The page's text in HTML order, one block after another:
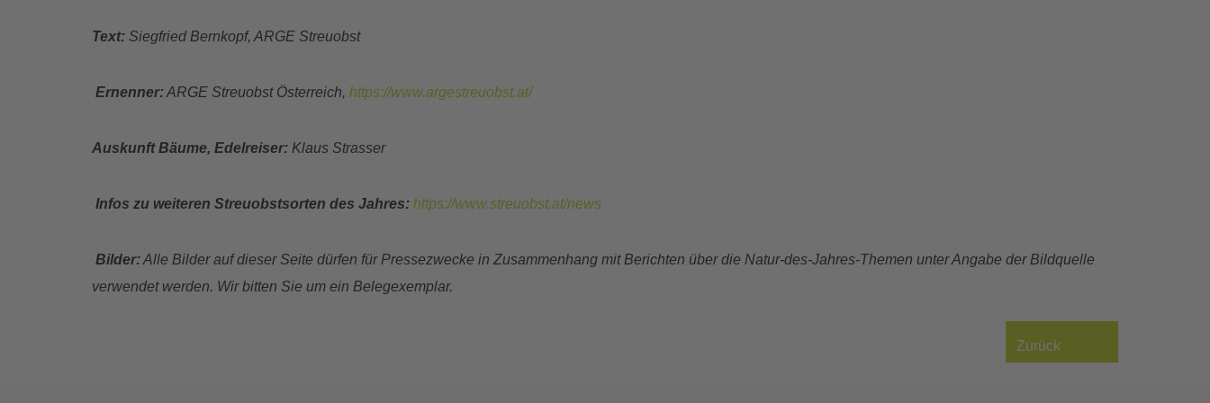
Text: Siegfried Bernkopf, ARGE Streuobst
Ernenner:ARGE Streuobst Österreich, https://www.argestreuobst.at/
Auskunft Bäume, Edelreiser: Klaus Strasser
Infos zu weiteren Streuobstsorten des Jahres: https://www.streuobst.at/news
Bilder:Alle Bilder auf dieser Seite dürfen für Pressezwecke in Zusammenhang mit Berichten über die Natur-des-Jahres-Themen unter Angabe der Bildquelle
verwendet werden. Wir bitten Sie um ein Belegexemplar.
Zurück